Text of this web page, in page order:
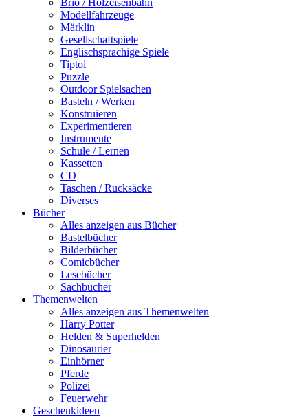
Brio / Holzeisenbahn
Modellfahrzeuge
Märklin
Gesellschaftspiele
Englischsprachige Spiele
Tiptoi
Puzzle
Outdoor Spielsachen
Basteln / Werken
Konstruieren
Experimentieren
Instrumente
Schule / Lernen
Kassetten
CD
Taschen / Rucksäcke
Diverses
Bücher
Alles anzeigen aus Bücher
Bastelbücher
Bilderbücher
Comicbücher
Lesebücher
Sachbücher
Themenwelten
Alles anzeigen aus Themenwelten
Harry Potter
Helden & Superhelden
Dinosaurier
Einhörner
Pferde
Polizei
Feuerwehr
Geschenkideen